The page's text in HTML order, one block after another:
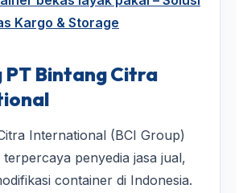
Kargo & Storage
PT Bintang Citra
International (BCI Group)
penyedia jasa jual,
container di Indonesia.